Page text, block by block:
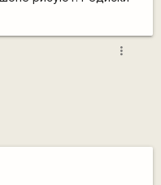
more_vert